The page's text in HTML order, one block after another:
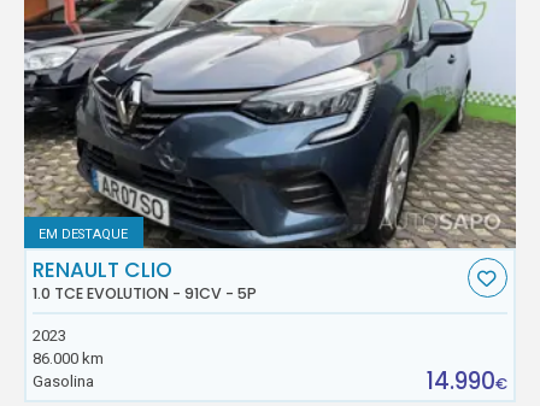
EM DESTAQUE
RENAULT CLIO
1.0 TCE EVOLUTION - 91CV - 5P
2023
86.000 km
Gasolina
14.990€